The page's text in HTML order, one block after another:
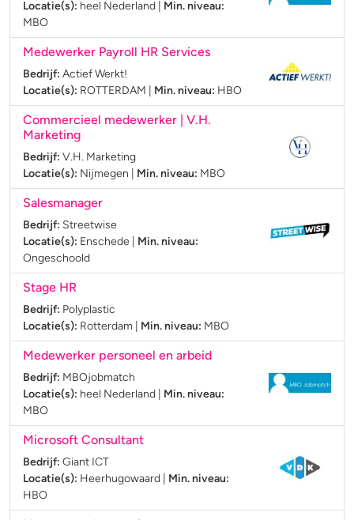
Locatie(s): heel Nederland
Min. niveau:
MBO
Medewerker Payroll HR Services
Bedrijf: Actief Werkt!
Locatie(s): ROTTERDAM Min. niveau: HBO
Commercieel medewerker | V.H.
Marketing
Bedrijf: V.H. Marketing
Locatie(s): Nijmegen Min. niveau: MBO
Salesmanager
Bedrijf: Streetwise
Locatie(s): Enschede
Min. niveau:
Ongeschoold
Stage HR
Bedrijf: Polyplastic
Locatie(s): Rotterdam Min. niveau: MBO
Medewerker personeel en arbeid
Bedrijf: MBOjobmatch
Locatie(s): heel Nederland
Min. niveau:
MBO
Microsoft Consultant
Bedrijf: Giant ICT
Locatie(s): Heerhugowaard
Min. niveau:
HBO